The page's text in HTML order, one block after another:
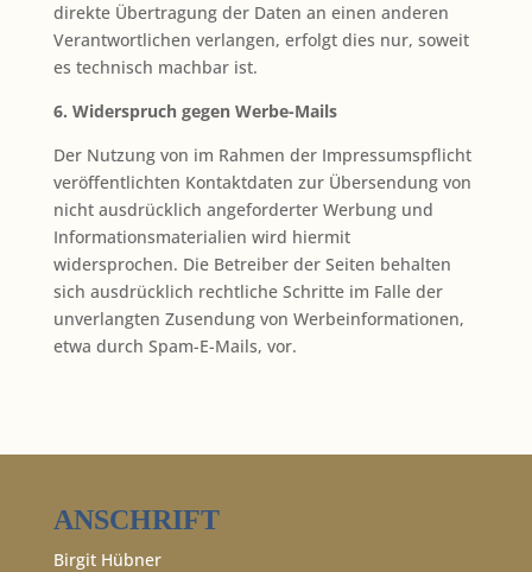
direkte Übertragung der Daten an einen anderen
Verantwortlichen verlangen, erfolgt dies nur, soweit
es technisch machbar ist.
6. Widerspruch gegen Werbe-Mails
Der Nutzung von im Rahmen der Impressumspflicht
veröffentlichten Kontaktdaten zur Übersendung von
nicht ausdrücklich angeforderter Werbung und
Informationsmaterialien wird hiermit
widersprochen. Die Betreiber der Seiten behalten
sich ausdrücklich rechtliche Schritte im Falle der
unverlangten Zusendung von Werbeinformationen,
etwa durch Spam-E-Mails, vor.
ANSCHRIFT
Birgit Hübner